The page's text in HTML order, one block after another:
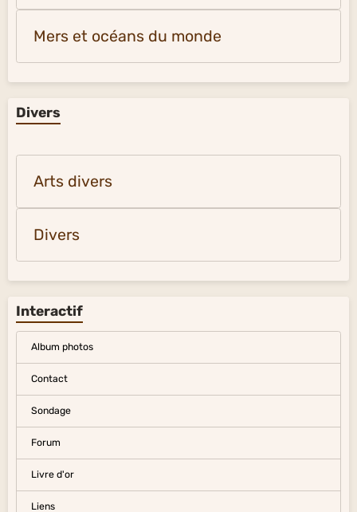
Mers et océans du monde
Divers
Arts divers
Divers
Interactif
Album photos
Contact
Sondage
Forum
Livre d'or
Liens